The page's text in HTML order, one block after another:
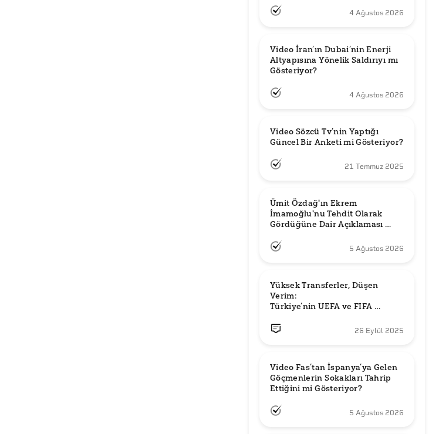
4 Ağustos 2026
Video İran’ın Dubai’nin Enerji
Altyapısına Yönelik Saldırıyı mı
Gösteriyor?
4 Ağustos 2026
Video Sözcü Tv’nin Yaptığı
Güncel Bir Anketi mi Gösteriyor?
21 Temmuz 2025
Ümit Özdağ'ın Ekrem
İmamoğlu'nu Tehdit Olarak
Gördüğüne Dair Açıklaması
5 Ağustos 2026
Yüksek Transferler, Düşen
Verim:
Türkiye’nin UEFA ve FIFA
26 Eylül 2025
Video Fas’tan İspanya’ya Gelen
Göçmenlerin Sokakları Tahrip
Ettiğini mi Gösteriyor?
5 Ağustos 2026